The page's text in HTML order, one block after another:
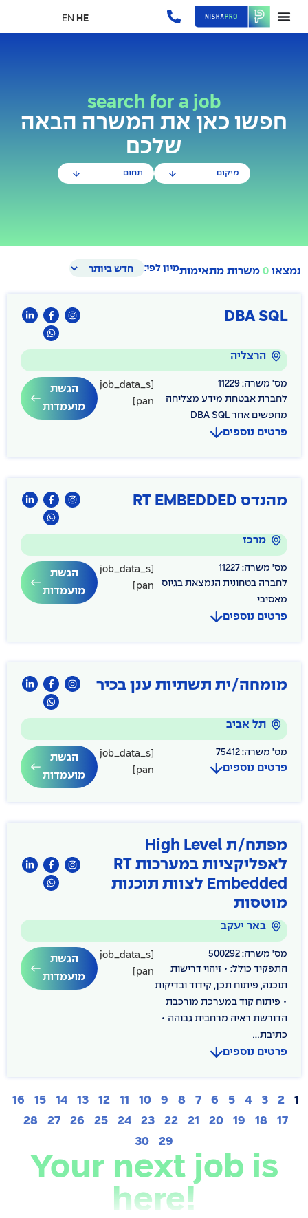
search for a job
חפשו כאן את המשרה הבאה
שלכם
מיקום תחום
נמצאו 0 משרות מתאימותמיון לפי:
DBA SQL
הרצליה
מס' משרה: 11229
לחברת אבטחת מידע מצליחה
מחפשים אחר DBA SQL
פרטים נוספים
הגשת
מועמדות
[job_data_s
pan]
מהנדס RT EMBEDDED
מרכז
מס' משרה: 11227
לחברה בטחונית הנמצאת בגיוס
מאסיבי
פרטים נוספים
הגשת
מועמדות
[job_data_s
pan]
מומחה/ית תשתיות ענן בכיר
תל אביב
מס' משרה: 75412
פרטים נוספים
הגשת
מועמדות
[job_data_s
pan]
מפתח/ת High Level
לאפליקציות במערכות RT
Embedded לצוות תוכנות
מוטסות
באר יעקב
מס' משרה: 500292
התפקיד כולל: • זיהוי דרישות
תוכנה, פיתוח תכן, קידוד ובדיקות
• פיתוח קוד במערכת מורכבת
הדורשת ראיה מרחבית גבוהה •
כתיבת...
פרטים נוספים
הגשת
מועמדות
[job_data_s
pan]
1
2
3
4
5
6
7
8
9
10
11
12
13
14
15
16
17
18
19
20
21
22
23
24
25
26
27
28
29
30
Your next job is
here!
EN HE